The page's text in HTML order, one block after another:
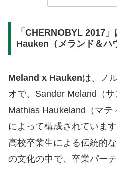
「CHERNOBYL 2017
Hauken（メランド＆ハ
Meland x Haukenは、ノ
オで、Sander Meland（
Mathias Haukeland（マテ
によって構成されていま
高校卒業生による伝統的
の文化の中で、卒業パー